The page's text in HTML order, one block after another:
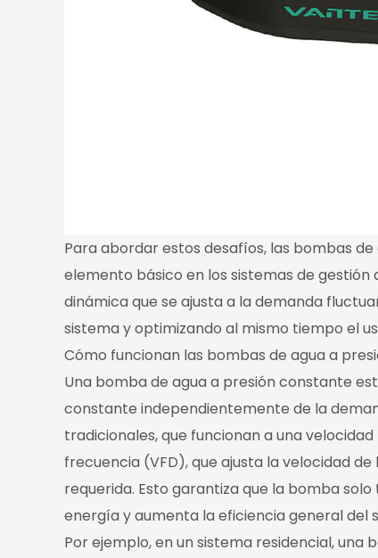
Para abordar estos desafíos, las bombas
elemento básico en los sistemas de
dinámica que se ajusta a la demanda
sistema y optimizando al mismo tiempo el
Cómo funcionan las bombas de agua a
Una bomba de agua a presión constante
constante independientemente de la
tradicionales, que funcionan a una
frecuencia (VFD), que ajusta la velocidad
requerida. Esto garantiza que la bomba
energía y aumenta la eficiencia general del
Por ejemplo, en un sistema residencial,